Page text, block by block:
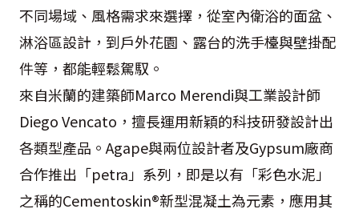
不同場域、風格需求來選擇，從室內衛浴的面盆、
淋浴區設計，到戶外花園、露台的洗手檯與壁掛配
件等，都能輕鬆駕馭。
來自米蘭的建築師Marco Merendi與工業設計師
Diego Vencato，擅長運用新穎的科技研發設計出
各類型產品。Agape與兩位設計者及Gypsum廠商
合作推出「petra」系列，即是以有「彩色水泥」
之稱的Cementoskin®新型混凝土為元素，應用其